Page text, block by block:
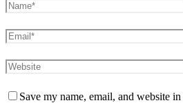
Save my name, email, and website